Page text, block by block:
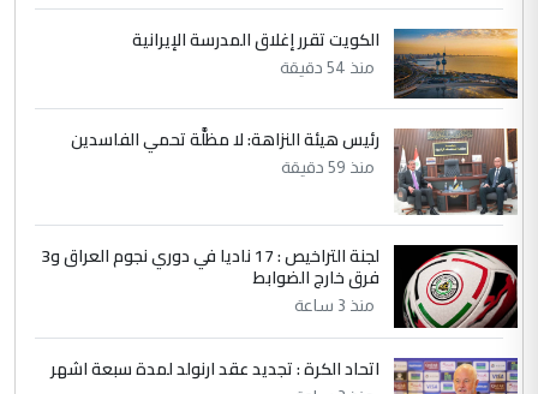
ابا فرات ...
الموضوع :
الجواهري يرد على صدام حسين سل
مضجعيك يابن الزنا (نص كامل)
5 حيدر عاشور
التعليق : تحياتي لك استاذ حامدتركان. كلام
دقيق ومسؤول؛ فالاستثمار الحقيقي للإنسان
وثروات البلد يعتمد على الكفاءة ...
الموضوع :
بين الإهمال واغتصاب الأرض.. بلاد
الرافدين تعاني الجفاف والتصحر!!
الكويت تقرر إغلاق المدرسة الإيرانية
منذ 54 دقيقة
رئيس هيئة النزاهة: لا مظلَّة تحمي الفاسدين
منذ 59 دقيقة
لجنة التراخيص : 17 ناديا في دوري نجوم العراق و3
فرق خارج الضوابط
منذ 3 ساعة
اتحاد الكرة : تجديد عقد ارنولد لمدة سبعة اشهر